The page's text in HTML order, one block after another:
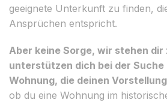
geeignete Unterkunft zu finden,
Ansprüchen entspricht.
Aber keine Sorge, wir stehen dir
unterstützen dich bei der Suche
Wohnung, die deinen
ob du eine Wohnung im